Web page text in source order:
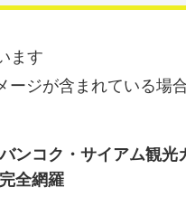
ます
ジが含まれている場
バンコク・サイアム観光
完全網羅